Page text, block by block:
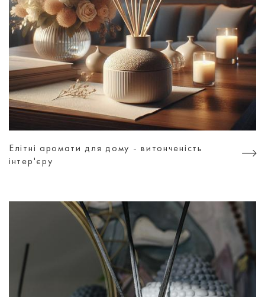
Елітні аромати для дому - витонченість
інтер'єру